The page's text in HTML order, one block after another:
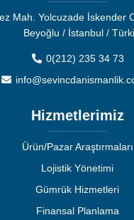
Mah. Yolcuzade İskender
Beyoğlu / İstanbul /
0(212) 235 34 73
Hizmetlerimiz
Ürün/Pazar Araştırmaları
Lojistik Yönetimi
Gümrük Hizmetleri
Finansal Planlama